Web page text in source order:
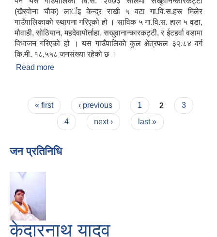
(खैरवाेना चाैक) लार्इ केन्द्र राखी ५ वटा गा.वि.स.हरू मिलेर
गाउँपालिकाको स्थापना गरिएको हो । साविक ५ गा.वि.स. हाल ५ वडा,
मौवाही, सोठियान, महदेवापोर्ताहा, सखुवानान्कारकट्टी, र ईटहर्वा वडामा
विभाजन गरिएको हो । यस गाउँपालिकाे कुल क्षेत्रफल ३२.८४ वर्ग
कि.मी. १८,५५८ जनसंख्या रहेको छ ।
Read more
Pages
« first ‹ previous 1 2
3
4
next › last »
जन प्रतिनिधि
केदारनाथ यादव